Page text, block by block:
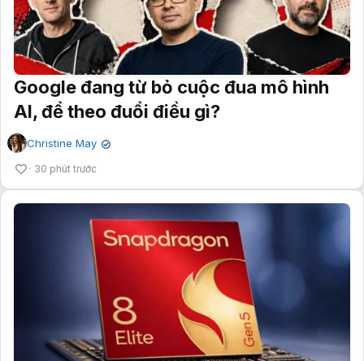
Google đang từ bỏ cuộc đua mô hình
AI, để theo đuổi điều gì?
Christine May ✔
30 phút trước